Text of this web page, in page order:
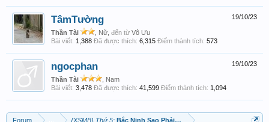
19/10/23
TâmTường
Thần Tài , Nữ, đến từ Vô Ưu
Bài viết: 1,388 Đã được thích: 6,315 Điểm thành tích: 573
19/10/23
ngocphan
Thần Tài
, Nam
Bài viết: 3,478 Đã được thích: 41,599 Điểm thành tích: 1,094
Forum {XSMB} Thứ 5: Bắc Ninh Sao Phải Soắn